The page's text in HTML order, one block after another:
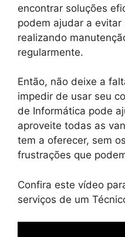
encontrar soluções
podem ajudar a
realizando
regularmente.
Então, não deixe a
impedir de usar seu
de Informática pode
aproveite todas as
tem a oferecer, sem
frustrações que
Confira este vídeo
serviços de um